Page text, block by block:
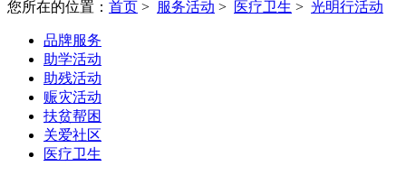
您所在的位置： 首页 > 服务活动 > 医疗卫生 > 光明行活动
品牌服务
助学活动
助残活动
赈灾活动
扶贫帮困
关爱社区
医疗卫生